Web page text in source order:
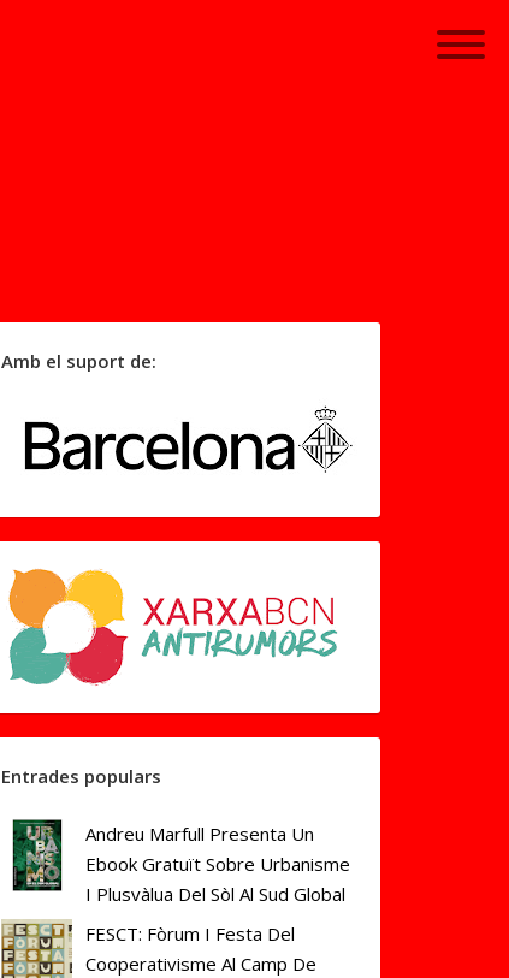
Amb el suport de:
Entrades populars
Andreu Marfull Presenta Un
Ebook Gratuït Sobre Urbanisme
I Plusvàlua Del Sòl Al Sud Global
FESCT: Fòrum I Festa Del
Cooperativisme Al Camp De